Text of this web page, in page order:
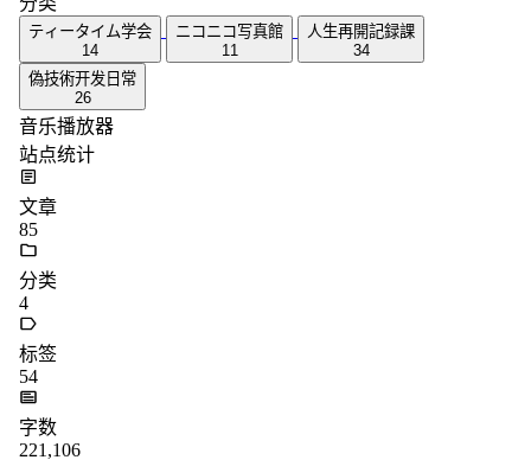
文章
4
标签
54
字数
221,106
运行天数
2355
最后活动
13 天前
标签